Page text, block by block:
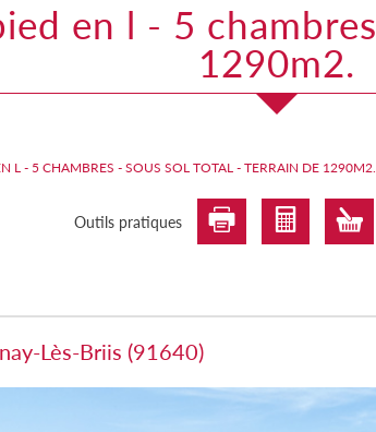
1290m2.
L - 5 CHAMBRES - SOUS SOL TOTAL - TERRAIN DE 1290M2.
Outils pratiques
Lès-Briis (91640)